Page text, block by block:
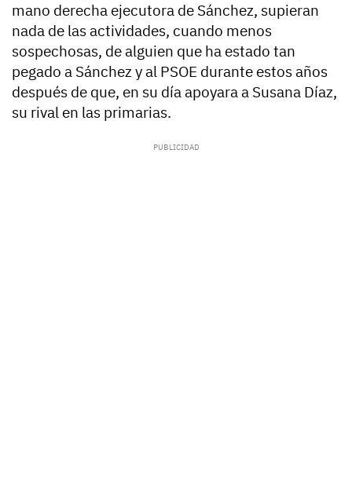
mano derecha ejecutora de Sánchez, supieran
nada de las actividades, cuando menos
sospechosas, de alguien que ha estado tan
pegado a Sánchez y al PSOE durante estos años
después de que, en su día apoyara a Susana Díaz,
su rival en las primarias.